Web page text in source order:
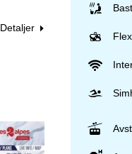
Detaljer